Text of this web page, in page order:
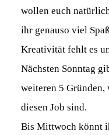
wollen euch
ihr genauso viel
Kreativität fehlt es
Nächsten Sonntag
weiteren 5
diesen Job sind.
Bis Mittwoch könnt